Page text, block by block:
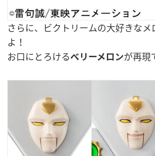
さらに、ビクトリームの大好きな
よ！
お口にとろけるベリーメロンが再現